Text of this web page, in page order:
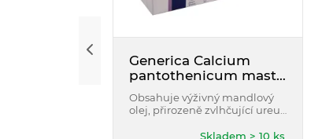
Generica Calcium
pantothenicum mast
100 g
Obsahuje výživný mandlový
olej, přirozeně zvlhčující ureu
Ideální na dětský zadeček,
Skladem > 10 ks